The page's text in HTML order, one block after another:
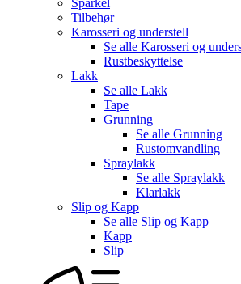
Tilbehør
Karosseri og understell
Se alle Karosseri og
Rustbeskyttelse
Lakk
Se alle Lakk
Tape
Grunning
Se alle Grunning
Rustomvandling
Spraylakk
Se alle Spraylakk
Klarlakk
Slip og Kapp
Se alle Slip og Kapp
Kapp
Slip